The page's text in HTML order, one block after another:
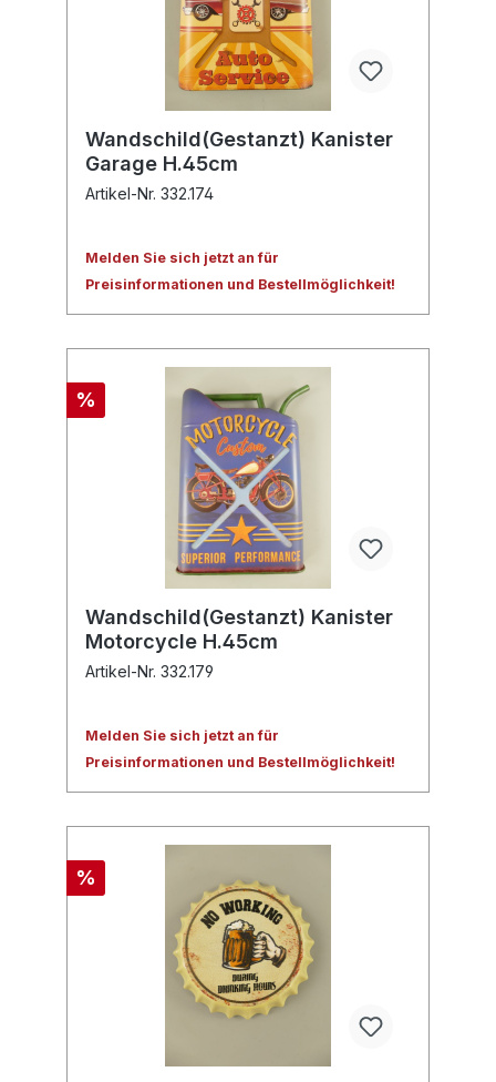
Wandschild(Gestanzt) Kanister
Garage H.45cm
Artikel-Nr. 332.174
Melden Sie sich jetzt an für
Preisinformationen und Bestellmöglichkeit!
%
Wandschild(Gestanzt) Kanister
Motorcycle H.45cm
Artikel-Nr. 332.179
Melden Sie sich jetzt an für
Preisinformationen und Bestellmöglichkeit!
%